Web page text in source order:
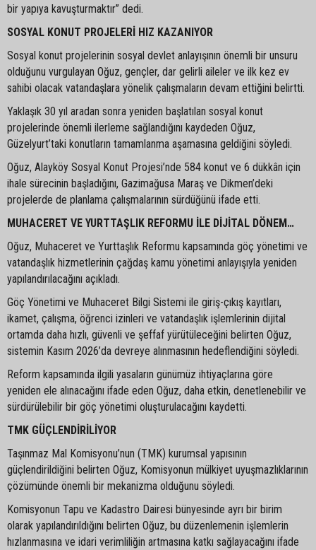
bir yapıya kavuşturmaktır” dedi.
SOSYAL KONUT PROJELERİ HIZ KAZANIYOR
Sosyal konut projelerinin sosyal devlet anlayışının önemli bir unsuru
olduğunu vurgulayan Oğuz, gençler, dar gelirli aileler ve ilk kez ev
sahibi olacak vatandaşlara yönelik çalışmaların devam ettiğini belirtti.
Yaklaşık 30 yıl aradan sonra yeniden başlatılan sosyal konut
projelerinde önemli ilerleme sağlandığını kaydeden Oğuz,
Güzelyurt’taki konutların tamamlanma aşamasına geldiğini söyledi.
Oğuz, Alayköy Sosyal Konut Projesi’nde 584 konut ve 6 dükkân için
ihale sürecinin başladığını, Gazimağusa Maraş ve Dikmen’deki
projelerde de planlama çalışmalarının sürdüğünü ifade etti.
MUHACERET VE YURTTAŞLIK REFORMU İLE DİJİTAL DÖNEM…
Oğuz, Muhaceret ve Yurttaşlık Reformu kapsamında göç yönetimi ve
vatandaşlık hizmetlerinin çağdaş kamu yönetimi anlayışıyla yeniden
yapılandırılacağını açıkladı.
Göç Yönetimi ve Muhaceret Bilgi Sistemi ile giriş-çıkış kayıtları,
ikamet, çalışma, öğrenci izinleri ve vatandaşlık işlemlerinin dijital
ortamda daha hızlı, güvenli ve şeffaf yürütüleceğini belirten Oğuz,
sistemin Kasım 2026’da devreye alınmasının hedeflendiğini söyledi.
Reform kapsamında ilgili yasaların günümüz ihtiyaçlarına göre
yeniden ele alınacağını ifade eden Oğuz, daha etkin, denetlenebilir ve
sürdürülebilir bir göç yönetimi oluşturulacağını kaydetti.
TMK GÜÇLENDİRİLİYOR
Taşınmaz Mal Komisyonu’nun (TMK) kurumsal yapısının
güçlendirildiğini belirten Oğuz, Komisyonun mülkiyet uyuşmazlıklarının
çözümünde önemli bir mekanizma olduğunu söyledi.
Komisyonun Tapu ve Kadastro Dairesi bünyesinde ayrı bir birim
olarak yapılandırıldığını belirten Oğuz, bu düzenlemenin işlemlerin
hızlanmasına ve idari verimliliğin artmasına katkı sağlayacağını ifade